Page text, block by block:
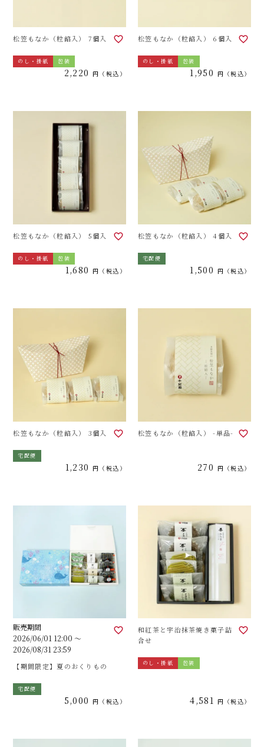
松笠もなか（粒餡入） 7個入
のし・掛紙 包装
2,220 税込
松笠もなか（粒餡入） 6個入
のし・掛紙 包装
1,950 税込
松笠もなか（粒餡入） 5個入
のし・掛紙 包装
1,680 税込
松笠もなか（粒餡入） 4個入
宅配便
1,500 税込
松笠もなか（粒餡入） 3個入
宅配便
1,230 税込
松笠もなか（粒餡入） -単品-
270 税込
販売期間
2026/06/01 12:00〜
2026/08/31 23:59
【期間限定】夏のおくりもの
宅配便
5,000 税込
和紅茶と宇治抹茶焼き菓子詰
合せ
のし・掛紙 包装
4,581 税込